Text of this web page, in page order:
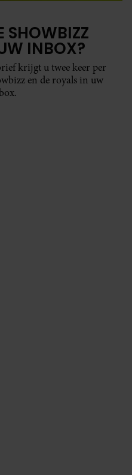
SHOWBIZZ
INBOX?
krijgt u twee keer per
en de royals in uw